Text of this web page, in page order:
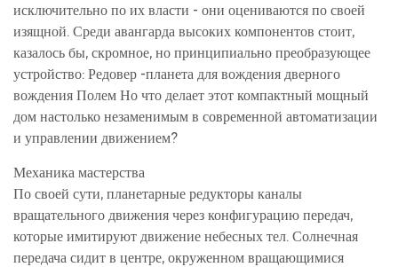
исключительно по их власти - они оцениваются по своей
изящной. Среди авангарда высоких компонентов стоит,
казалось бы, скромное, но принципиально преобразующее
устройство: Редовер -планета для вождения дверного
вождения Полем Но что делает этот компактный мощный
дом настолько незаменимым в современной автоматизации
и управлении движением?
Механика мастерства
По своей сути, планетарные редукторы каналы
вращательного движения через конфигурацию передач,
которые имитируют движение небесных тел. Солнечная
передача сидит в центре, окруженном вращающимися